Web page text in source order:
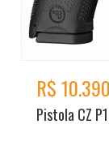
R$
Pistola CZ